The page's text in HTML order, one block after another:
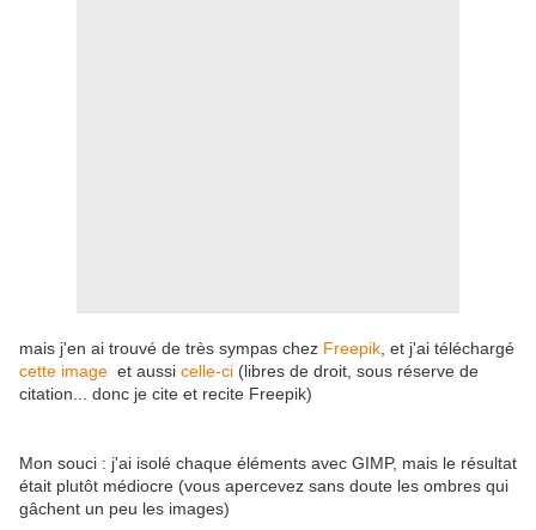
mais j'en ai trouvé de très sympas chez Freepik , et j'ai téléchargé
cette image et aussi celle-ci (libres de droit, sous réserve de
citation... donc je cite et recite Freepik)
Mon souci : j'ai isolé chaque éléments avec GIMP, mais le résultat
était plutôt médiocre (vous apercevez sans doute les ombres qui
gâchent un peu les images)